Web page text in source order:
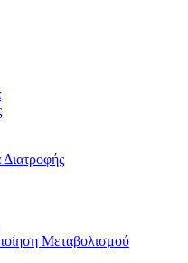
Μεταβολισμού